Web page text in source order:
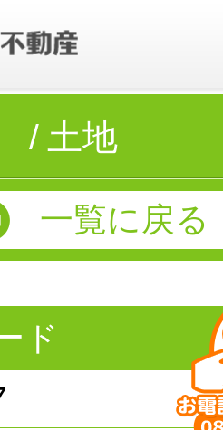
土地
一覧に戻る
ド